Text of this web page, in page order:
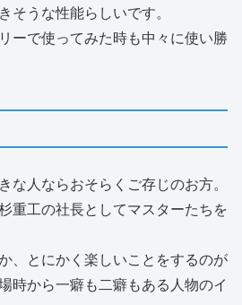
そうな性能らしいです。
ーで使ってみた時も中々に使い勝
な人ならおそらくご存じのお方。
重工の社長としてマスターたちを
、とにかく楽しいことをするのが
時から一癖も二癖もある人物のイ